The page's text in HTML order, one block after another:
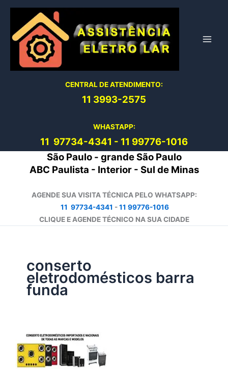
conteúdo
CENTRAL DE ATENDIMENTO:
11 3993-2575
WHASTAPP:
11 97734-4341 - 11 99776-1016
São Paulo - grande São Paulo
ABC Paulista - Interior - Sul de Minas
AGENDE SUA VISITA TÉCNICA PELO WHATSAPP:
11 97734-4341 -11 99776-1016
CLIQUE E AGENDE TÉCNICO NA SUA CIDADE
conserto
eletrodomésticos barra
funda